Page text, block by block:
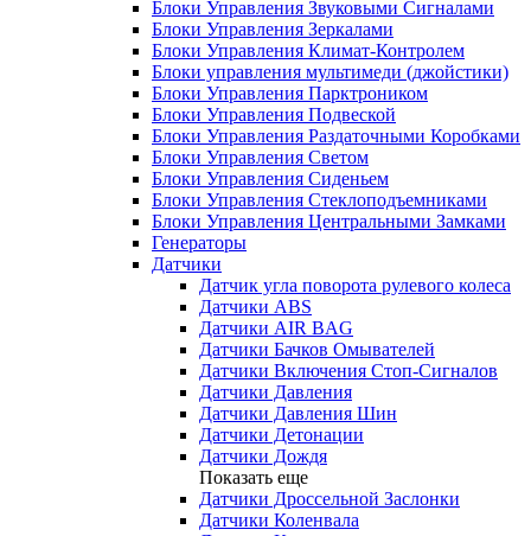
Блоки Управления Звуковыми Сигналами
Блоки Управления Зеркалами
Блоки Управления Климат-Контролем
Блоки управления мультимеди (джойстики)
Блоки Управления Парктроником
Блоки Управления Подвеской
Блоки Управления Раздаточными Коробками
Блоки Управления Светом
Блоки Управления Сиденьем
Блоки Управления Стеклоподъемниками
Блоки Управления Центральными Замками
Генераторы
Датчики
Датчик угла поворота рулевого колеса
Датчики ABS
Датчики AIR BAG
Датчики Бачков Омывателей
Датчики Включения Стоп-Сигналов
Датчики Давления
Датчики Давления Шин
Датчики Детонации
Датчики Дождя
Показать еще
Датчики Дроссельной Заслонки
Датчики Коленвала